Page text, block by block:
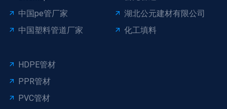
中国pe管厂家
湖北公元建材有限公司
中国塑料管道厂家
化工填料
HDPE管材
PPR管材
PVC管材